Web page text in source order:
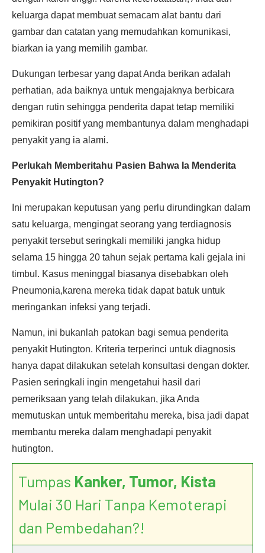
keluarga dapat membuat semacam alat bantu dari
gambar dan catatan yang memudahkan komunikasi,
biarkan ia yang memilih gambar.
Dukungan terbesar yang dapat Anda berikan adalah
perhatian, ada baiknya untuk mengajaknya berbicara
dengan rutin sehingga penderita dapat tetap memiliki
pemikiran positif yang membantunya dalam menghadapi
penyakit yang ia alami.
Perlukah Memberitahu Pasien Bahwa Ia Menderita
Penyakit Hutington?
Ini merupakan keputusan yang perlu dirundingkan dalam
satu keluarga, mengingat seorang yang terdiagnosis
penyakit tersebut seringkali memiliki jangka hidup
selama 15 hingga 20 tahun sejak pertama kali gejala ini
timbul. Kasus meninggal biasanya disebabkan oleh
Pneumonia,karena mereka tidak dapat batuk untuk
meringankan infeksi yang terjadi.
Namun, ini bukanlah patokan bagi semua penderita
penyakit Hutington. Kriteria terperinci untuk diagnosis
hanya dapat dilakukan setelah konsultasi dengan dokter.
Pasien seringkali ingin mengetahui hasil dari
pemeriksaan yang telah dilakukan, jika Anda
memutuskan untuk memberitahu mereka, bisa jadi dapat
membantu mereka dalam menghadapi penyakit
hutington.
Tumpas Kanker, Tumor, Kista
Mulai 30 Hari Tanpa Kemoterapi
dan Pembedahan?!